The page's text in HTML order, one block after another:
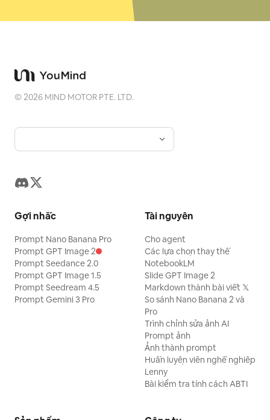
©2026 MIND MOTOR PTE. LTD.
Gợi nhắc
Prompt Nano Banana Pro
Prompt GPT Image 2
Prompt Seedance 2.0
Prompt GPT Image 1.5
Prompt Seedream 4.5
Prompt Gemini 3 Pro
Tài nguyên
Cho agent
Các lựa chọn thay thế
NotebookLM
Slide GPT Image 2
Markdown thành bài viết 𝕏
So sánh Nano Banana 2 và
Pro
Trình chỉnh sửa ảnh AI
Prompt ảnh
Ảnh thành prompt
Huấn luyện viên nghề nghiệp
Lenny
Bài kiểm tra tính cách ABTI